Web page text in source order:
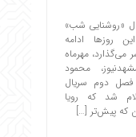
«روشنایی شب»
روزها ادامه
مهرماه
محمود
فصل دوم سریال
شد که رویا
که پیش‌تر […]